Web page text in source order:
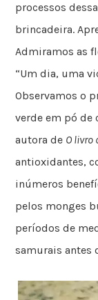
processos
brincadeira.
Admiramos as
“Um dia, uma
Observamos o
verde em pó de
autora de O livro
antioxidantes,
inúmeros
pelos monges
períodos de
samurais antes